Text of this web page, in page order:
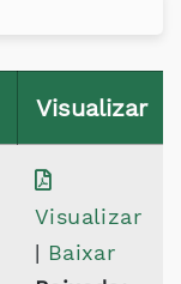
Visualizar
Visualizar
| Baixar